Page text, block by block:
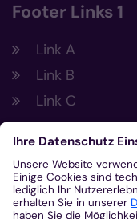
Footer Links 1
Link A
Link B
Link C
Footer Links 2
Link A
Link B